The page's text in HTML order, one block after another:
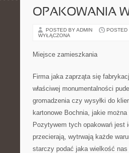
OPAKOWANIA
POSTED BY ADMIN POSTED
WYŁĄCZONA
Miejsce zamieszkania
Firma jaka zaprząta się
właściwej monumentalności
gromadzenia czy wysyłki do
kartonowe Bochnia, jakie
Pozytywem tych opakowań jest
przecierają, wytrwają każde
starczy podać jaka wielkość